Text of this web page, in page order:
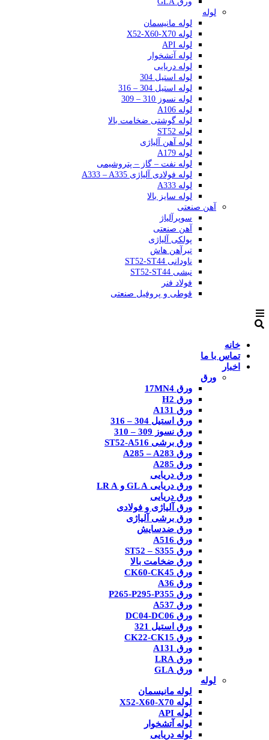
لوله
لوله مانیسمان
لوله X52-X60-X70
لوله API
لوله آتشخوار
لوله دریایی
لوله استیل 304
لوله استیل 304 – 316
لوله نسوز 310 – 309
لوله A106
لوله گوشتی ضخامت بالا
لوله ST52
لوله آهن آلیاژی
لوله A179
لوله نفت – گاز – پتروشیمی
لوله فولادی آلیاژی A333 – A335
لوله A333
لوله سایز بالا
آهن صنعتی
سوپرآلیاژ
آهن صنعتی
پولکی آلیاژی
تیرآهن هاش
ناودانی ST52-ST44
نبشی ST52-ST44
فولاد فنر
قوطی و پروفیل صنعتی
خانه
تماس با ما
اخبار
ورق
ورق 17MN4
ورق H2
ورق A131
ورق استیل 304 – 316
ورق نسوز 309 – 310
ورق برشی ST52-A516
ورق A285 – A283
ورق A285
ورق دریایی
ورق دریایی GL A و LR A
ورق دریایی
ورق آلیاژی و فولادی
ورق برشی آلیاژی
ورق ضدسایش
ورق A516
ورق ST52 – S355
ورق ضخامت بالا
ورق CK60-CK45
ورق A36
ورق P265-P295-P355
ورق A537
ورق DC04-DC06
ورق استیل 321
ورق CK22-CK15
ورق A131
ورق LRA
ورق GLA
لوله
لوله مانیسمان
لوله X52-X60-X70
لوله API
لوله آتشخوار
لوله دریایی